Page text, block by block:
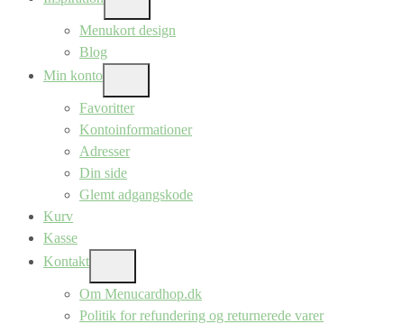
SUB
MENU
Menukort design
Blog
Min konto
SUB
MENU
Favoritter
Kontoinformationer
Adresser
Din side
Glemt adgangskode
Kurv
Kasse
Kontakt
SUB
MENU
Om Menucardhop.dk
Politik for refundering og returnerede varer